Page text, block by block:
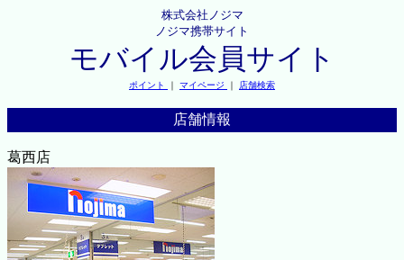
株式会社ノジマ
ノジマ携帯サイト
モバイル会員サイト
ポイント ｜ マイページ ｜ 店舗検索
店舗情報
葛西店